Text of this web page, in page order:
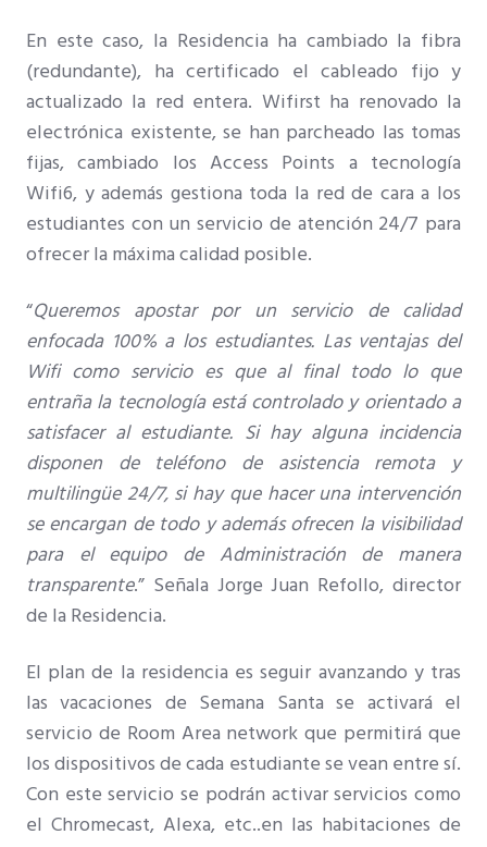
En este caso, la Residencia ha cambiado la fibra
(redundante), ha certificado el cableado fijo y
actualizado la red entera. Wifirst ha renovado la
electrónica existente, se han parcheado las tomas
fijas, cambiado los Access Points a tecnología
Wifi6, y además gestiona toda la red de cara a los
estudiantes con un servicio de atención 24/7 para
ofrecer la máxima calidad posible.
“Queremos apostar por un servicio de calidad
enfocada 100% a los estudiantes. Las ventajas del
Wifi como servicio es que al final todo lo que
entraña la tecnología está controlado y orientado a
satisfacer al estudiante. Si hay alguna incidencia
disponen de teléfono de asistencia remota y
multilingüe 24/7, si hay que hacer una intervención
se encargan de todo y además ofrecen la visibilidad
para el equipo de Administración de manera
transparente.” Señala Jorge Juan Refollo, director
de la Residencia.
El plan de la residencia es seguir avanzando y tras
las vacaciones de Semana Santa se activará el
servicio de Room Area network que permitirá que
los dispositivos de cada estudiante se vean entre sí.
Con este servicio se podrán activar servicios como
el Chromecast, Alexa, etc..en las habitaciones de